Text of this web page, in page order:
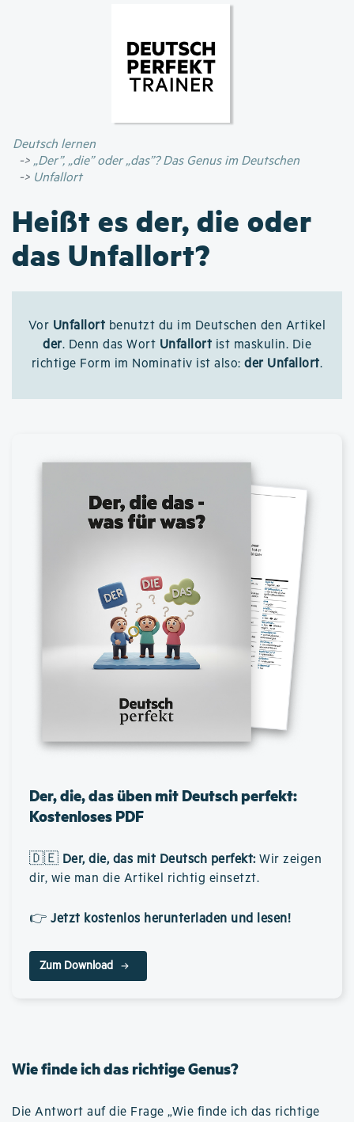
Inhalt
Deutsch lernen
„Der”, „die” oder „das”? Das Genus im Deutschen
Unfallort
Heißt es der, die oder
das Unfallort?
Vor Unfallort benutzt du im Deutschen den Artikel
der. Denn das Wort Unfallort ist maskulin. Die
richtige Form im Nominativ ist also:der Unfallort.
Der, die, das üben mit Deutsch perfekt:
Kostenloses PDF
🇩🇪 Der, die, das mit Deutsch perfekt: Wir zeigen
dir, wie man die Artikel richtig einsetzt.
👉 Jetzt kostenlos herunterladen und lesen!
Zum Download
Wie finde ich das richtige Genus?
Die Antwort auf die Frage „Wie finde ich das richtige